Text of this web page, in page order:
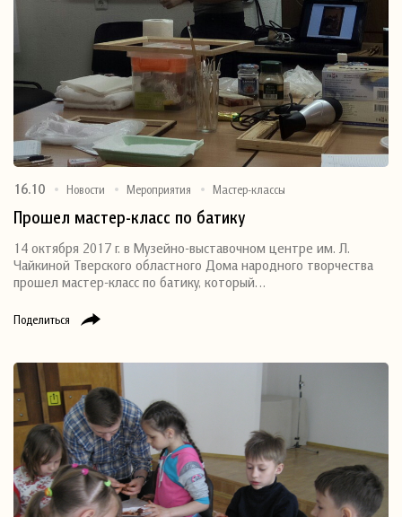
Поделиться
16.10 Новости Мероприятия Мастер-классы
Прошел мастер-класс по батику
14 октября 2017 г. в Музейно-выставочном центре им. Л.
Чайкиной Тверского областного Дома народного творчества
прошел мастер-класс по батику, который…